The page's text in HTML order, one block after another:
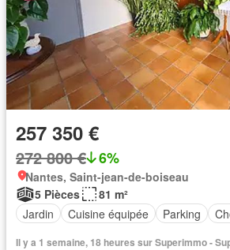
257 350 €
272 800 € 6%
Nantes, Saint-jean-de-boiseau
5 Pièces
81 m²
Jardin
Cuisine équipée Parking
Il y a 1 semaine, 18 heures sur Superimmo -